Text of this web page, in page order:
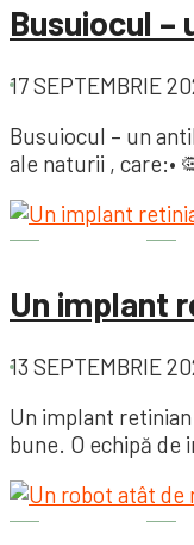
Busuiocul
17 SEPTEMBRIE
Busuiocul – un
ale naturii , care:•
Un implant
13 SEPTEMBRIE
Un implant
bune. O echipă de